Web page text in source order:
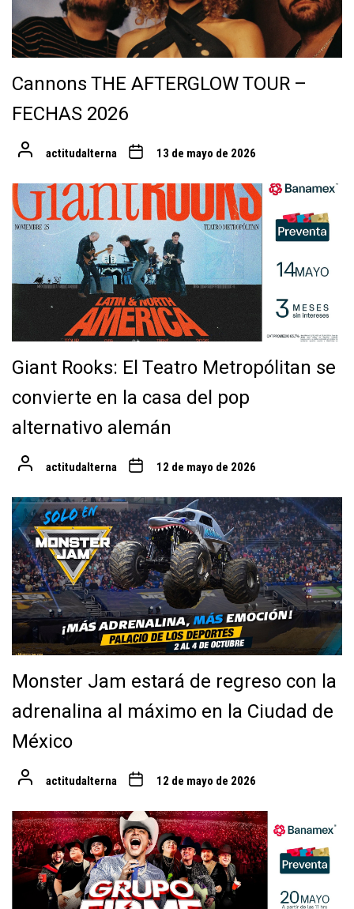
Cannons THE AFTERGLOW TOUR –
FECHAS 2026
actitudalterna 13 de mayo de 2026
Giant Rooks: El Teatro Metropólitan se
convierte en la casa del pop
alternativo alemán
actitudalterna 12 de mayo de 2026
Monster Jam estará de regreso con la
adrenalina al máximo en la Ciudad de
México
actitudalterna 12 de mayo de 2026